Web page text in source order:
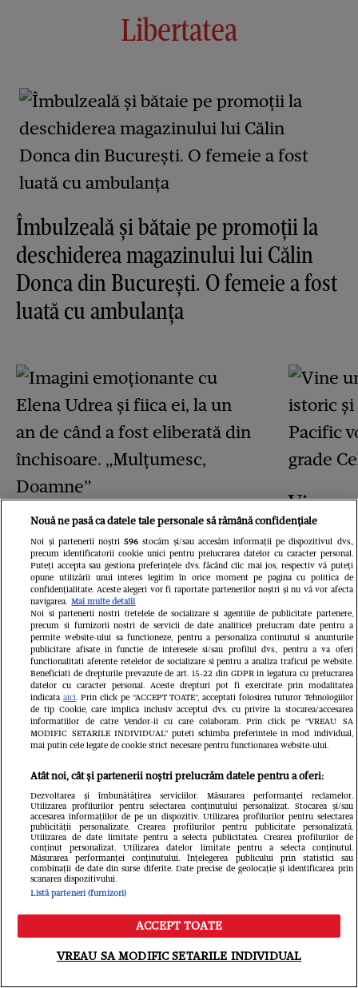
Libertatea
Îmbulzeală și bătaie pe promoții la
deschiderea magazinului lui Călin
Donca din București. O femeie a fost
luată cu ambulanța
Imagini emoționante cu
Elena Udrea și fiica ei, la
un an de când a fost
eliberată din închisoare.
„Mulțumesc, Doamne”
Vine
istoric
Pacific
3,5
România TV
Meniu Caută
Nouă ne pasă ca datele tale personale să rămână confidențiale
Noi și partenerii noștri 596stocăm și/sau accesăm informații pe dispozitivul dvs.,
precum identificatorii cookie unici pentru prelucrarea datelor cu caracter personal.
Puteți accepta sau gestiona preferințele dvs. făcând clic mai jos, respectiv vă puteți
opune utilizării unui interes legitim în orice moment pe pagina cu politica de
confidențialitate. Aceste alegeri vor fi raportate partenerilor noștri și nu vă vor afecta
navigarea. Mai multe detalii
Noi si partenerii nostri (retelele de socializare si agentiile de publicitate partenere,
precum si furnizorii nostri de servicii de date analitice) prelucram date pentru a
permite website-ului sa functioneze, pentru a personaliza continutul si anunturile
publicitare afisate in functie de interesele si/sau profilul dvs., pentru a va oferi
functionalitati aferente retelelor de socializare si pentru a analiza traficul pe website.
Beneficiati de drepturile prevazute de art. 15-22 din GDPR in legatura cu prelucrarea
datelor cu caracter personal. Aceste drepturi pot fi exercitate prin modalitatea
indicataaici. Prin click pe “ACCEPT TOATE”, acceptati folosirea tuturor Tehnologiilor
de tip Cookie, care implica inclusiv acceptul dvs. cu privire la stocarea/accesarea
informatiilor de catre Vendor-ii cu care colaboram. Prin click pe “VREAU SA
MODIFIC SETARILE INDIVIDUAL” puteti schimba preferintele in mod individual,
mai putin cele legate de cookie strict necesare pentru functionarea website-ului.
Atât noi, cât și partenerii noștri prelucrăm datele pentru a oferi:
Dezvoltarea și îmbunătățirea serviciilor. Măsurarea performanței reclamelor.
Utilizarea profilurilor pentru selectarea conținutului personalizat. Stocarea și/sau
accesarea informațiilor de pe un dispozitiv. Utilizarea profilurilor pentru selectarea
publicității personalizate. Crearea profilurilor pentru publicitate personalizată.
Utilizarea de date limitate pentru a selecta publicitatea. Crearea profilurilor de
conținut personalizat. Utilizarea datelor limitate pentru a selecta conținutul.
Măsurarea performanței conținutului. Înțelegerea publicului prin statistici sau
combinații de date din surse diferite. Date precise de geolocație și identificarea prin
scanarea dispozitivului.
Listă parteneri (furnizori)
ACCEPT TOATE
VREAU SA MODIFIC SETARILE INDIVIDUAL